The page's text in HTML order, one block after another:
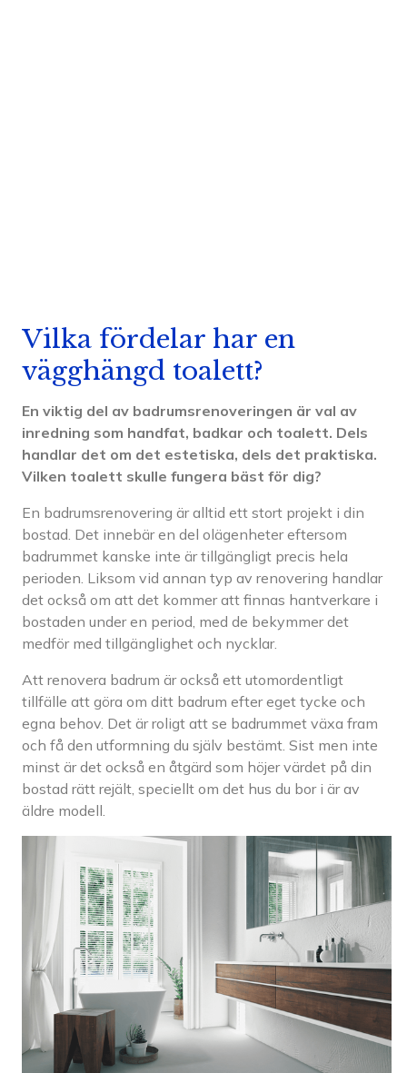
Vilka fördelar har en
vägghängd toalett?
En viktig del av badrumsrenoveringen är val av
inredning som handfat, badkar och toalett. Dels
handlar det om det estetiska, dels det praktiska.
Vilken toalett skulle fungera bäst för dig?
En badrumsrenovering är alltid ett stort projekt i din
bostad. Det innebär en del olägenheter eftersom
badrummet kanske inte är tillgängligt precis hela
perioden. Liksom vid annan typ av renovering handlar
det också om att det kommer att finnas hantverkare i
bostaden under en period, med de bekymmer det
medför med tillgänglighet och nycklar.
Att renovera badrum är också ett utomordentligt
tillfälle att göra om ditt badrum efter eget tycke och
egna behov. Det är roligt att se badrummet växa fram
och få den utformning du själv bestämt. Sist men inte
minst är det också en åtgärd som höjer värdet på din
bostad rätt rejält, speciellt om det hus du bor i är av
äldre modell.